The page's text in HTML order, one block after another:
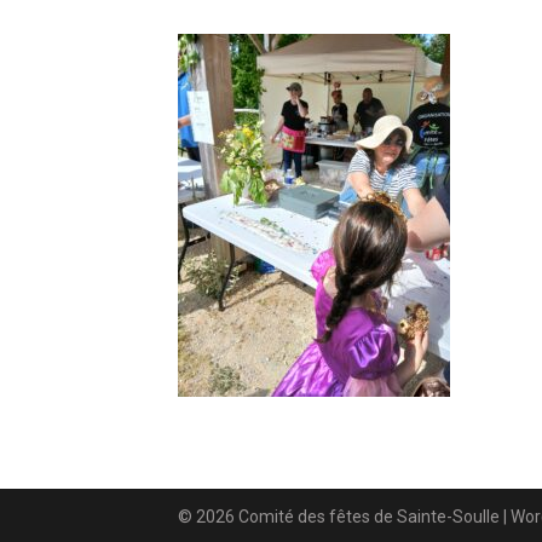
© 2026 Comité des fêtes de Sainte-Soulle |